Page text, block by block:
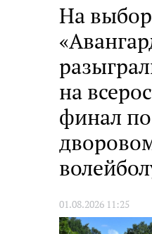
На
на
финал по
01.08.2026 11:25